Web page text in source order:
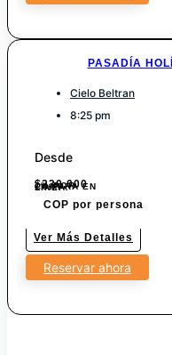
PASADÍA
Cielo Beltran
8:25 pm
Desde
$230.000
7% POR COMPRA EN LINEA.
COP por persona
Ver Más Detalles
Reservar ahora